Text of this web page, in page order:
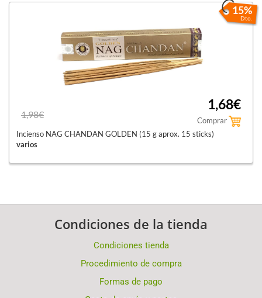
15%
Dto.
1,98€
1,68€
Comprar
Incienso NAG CHANDAN GOLDEN (15 g aprox. 15 sticks)
varios
Condiciones de la tienda
Condiciones tienda
Procedimiento de compra
Formas de pago